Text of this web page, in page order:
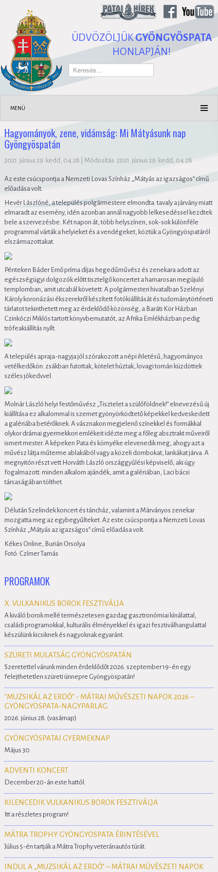
ÜDVÖZÖLJÜKGYÖNGYÖSPATA
HONLAPJÁN!
Keresés...
MENÜ
Hagyományok, zene, vidámság: Mi Mátyásunk nap
Gyöngyöspatán
2021. június 29. kedd, 04:28 Módosítás: 2021. június 29. kedd, 04:28
Az este csúcspontja a Nemzeti Lovas Színház „Mátyás az igazságos” című
előadása volt.
Hevér Lászlóné, a település polgármestere elmondta: tavaly a járvány miatt
elmaradt az esemény, idén azonban annál nagyobb lelkesedéssel kezdtek
bele a szervezésbe. Két napon át, több helyszínen, sok-sok különféle
programmal várták a helyieket és a vendégeket, köztük a Gyöngyöspatáról
elszármazottakat.
Pénteken Báder Ernő príma díjas hegedűművész és zenekara adott az
egészségügyi dolgozók előtt tisztelgő koncertet a hamarosan megújuló
templomban, amit utcabál követett. A polgármesteri hivatalban Szelényi
Károly koronázási ékszerekről készített fotókiállítását és tudománytörténeti
tárlatot tekinthetett meg az érdeklődő közönség, a Baráti Kör Házban
Czinkóczi Miklós tartott könyvbemutatót, az Afrika Emlékházban pedig
trófeakiállítás nyílt.
A település apraja-nagyja jól szórakozott a népi ihletésű, hagyományos
vetélkedőkön: zsákban futottak, kötelet húztak, lovagi tornán küzdöttek
széles jókedvvel.
Molnár László helyi festőművész „Tisztelet a szülőföldnek!” elnevezésű új
kiállítása ez alkalommal is szemet gyönyörködtető képekkel kedveskedett
a galériába betérőknek. A vásznakon megjelenő színekkel és formákkal
olykor drámai gyermekkori emlékeit idézte meg a főleg absztrakt műveiről
ismert mester. A képeken Pata és környéke elevenedik meg, ahogy azt a
művész látja műterme ablakából vagy a közeli dombokat, lankákat járva. A
megnyitón részt vett Horváth László országgyűlési képviselő, aki úgy
fogalmazott: minden alkalom ajándék, amit a galériában, Laci bácsi
társaságában tölthet.
Délután Szelindek koncert és táncház, valamint a Márványos zenekar
mozgatta meg az egybegyűlteket. Az este csúcspontja a Nemzeti Lovas
Színház „Mátyás az igazságos” című előadása volt.
Kékes Online, Burián Orsolya
Fotó: Czímer Tamás
PROGRAMOK
X. VULKANIKUS BOROK FESZTIVÁLJA
A kiváló borok mellé természetesen gazdag gasztronómiai kínálattal,
családi programokkal, kulturális élményekkel és igazi fesztiválhangulattal
készülünk kicsiknek és nagyoknak egyaránt.
SZÜRETI MULATSÁG GYÖNGYÖSPATÁN
Szeretettel várunk minden érdeklődőt 2026. szeptember 19-én egy
felejthetetlen szüreti ünnepre Gyöngyöspatán!
"MUZSIKÁL AZ ERDŐ" - MÁTRAI MŰVÉSZETI NAPOK 2026 –
GYÖNGYÖSPATA-NAGYPARLAG
2026. június 28. (vasárnap)
GYÖNGYÖSPATAI GYERMEKNAP
Május 30.
ADVENTI KONCERT
December 20-án este hattól.
KILENCEDIK VULKANIKUS BOROK FESZTIVÁLJA
Itt a részletes program!
MÁTRA TROPHY GYÖNGYÖSPATA ÉRINTÉSÉVEL
Július 5-én tartják a Mátra Trophy veteránautós túrát.
INDUL A „MUZSIKÁL AZ ERDŐ” – MÁTRAI MŰVÉSZETI NAPOK